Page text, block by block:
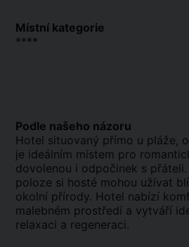
Místní kategorie
****
Podle našeho názoru
Hotel situovaný přímo u pláže,
je ideálním místem pro
dovolenou i odpočinek s
poloze si hosté mohou užívat
okolní přírody. Hotel nabízí
malebném prostředí a vytváří
relaxaci a regeneraci.